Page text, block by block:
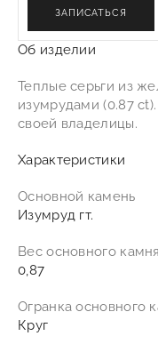
ЗАПИСАТЬСЯ
Об изделии
Теплые серьги из
изумрудами (0.87
своей владелицы.
Характеристики
Основной камень
Изумруд гт.
Вес основного
0,87
Огранка основного
Круг